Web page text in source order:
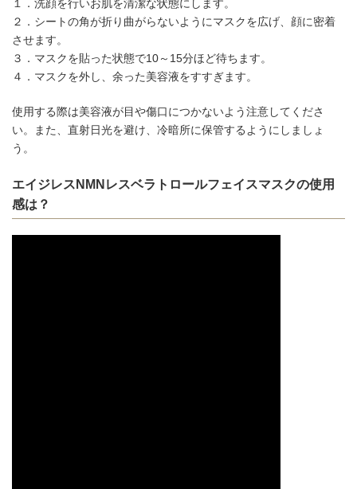
１．洗顔を行いお肌を清潔な状態にします。
２．シートの角が折り曲がらないようにマスクを広げ、顔に密着
させます。
３．マスクを貼った状態で10～15分ほど待ちます。
４．マスクを外し、余った美容液をすすぎます。
使用する際は美容液が目や傷口につかないよう注意してくださ
い。また、直射日光を避け、冷暗所に保管するようにしましょ
う。
エイジレスNMNレスベラトロールフェイスマスクの使用
感は？